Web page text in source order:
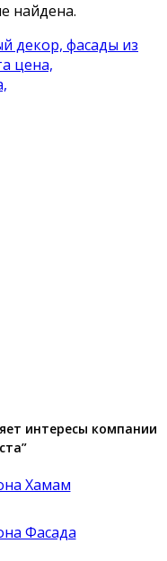
найдена.
интересы компании